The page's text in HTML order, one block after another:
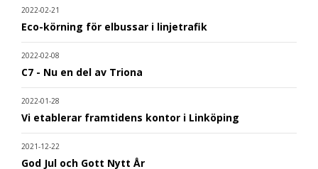
2022-02-21
Eco-körning för elbussar i linjetrafik
2022-02-08
C7 - Nu en del av Triona
2022-01-28
Vi etablerar framtidens kontor i Linköping
2021-12-22
God Jul och Gott Nytt År